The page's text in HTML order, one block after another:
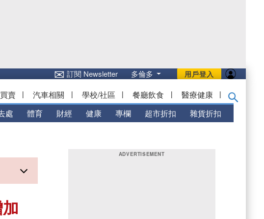
用戶登入
✉訂閱 Newsletter 多倫多
賣 | 汽車相關 | 學校/社區 | 餐廳飲食 | 醫療健康 |
處 體育 財經 健康 專欄 超市折扣 雜貨折扣